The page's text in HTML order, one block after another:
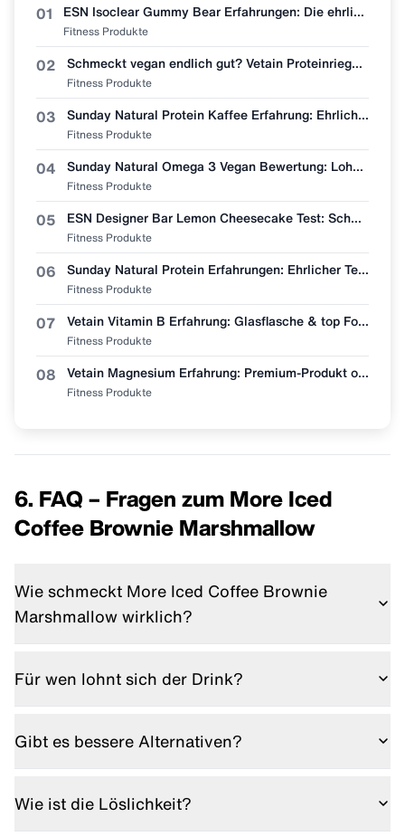
01 ESN Isoclear Gummy Bear Erfahrungen: Die ehrlichste Bewertung der neuen Sorte
Fitness Produkte
02 Schmeckt vegan endlich gut? Vetain Proteinriegel Zimtschnecke im Erfahrungsbericht
Fitness Produkte
03 Sunday Natural Protein Kaffee Erfahrung: Ehrliche Geschmacksbewertung
Fitness Produkte
04 Sunday Natural Omega 3 Vegan Bewertung: Lohnt sich der Wechsel vom Fischöl?
Fitness Produkte
05 ESN Designer Bar Lemon Cheesecake Test: Schmeckt wie Zitronenkuchen?
Fitness Produkte
06 Sunday Natural Protein Erfahrungen: Ehrlicher Test (Bio & Vegan?)
Fitness Produkte
07 Vetain Vitamin B Erfahrung: Glasflasche & top Formel, aber lohnt sich der Preis?
Fitness Produkte
08 Vetain Magnesium Erfahrung: Premium-Produkt oder überteuert? Mein ehrlicher Test
Fitness Produkte
6. FAQ – Fragen zum More Iced
Coffee Brownie Marshmallow
Wie schmeckt More Iced Coffee Brownie
Marshmallow wirklich?
teigig, leicht süß. Die Marshmallows bringen mehr
Für wen lohnt sich der Drink?
kombinieren wollen – ideal für Fitness-Fans, die auch
Gibt es bessere Alternativen?
intensiver und besonderer. Wer’s klassisch mag, wird
Wie ist die Löslichkeit?